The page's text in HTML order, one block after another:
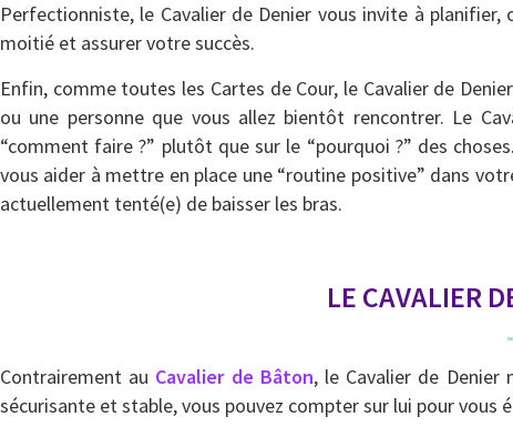
Perfectionniste, le Cavalier de Denier vous invite à
moitié et assurer votre succès.
Enfin, comme toutes les Cartes de Cour, le Cavalier de
ou une personne que vous allez bientôt rencontrer. Le
“comment faire ?” plutôt que sur le “pourquoi ?” des
vous aider à mettre en place une “routine positive” dans
actuellement tenté(e) de baisser les bras.
LE CAVALIER
Contrairement au Cavalier de Bâton, le Cavalier de
sécurisante et stable, vous pouvez compter sur lui pour vous